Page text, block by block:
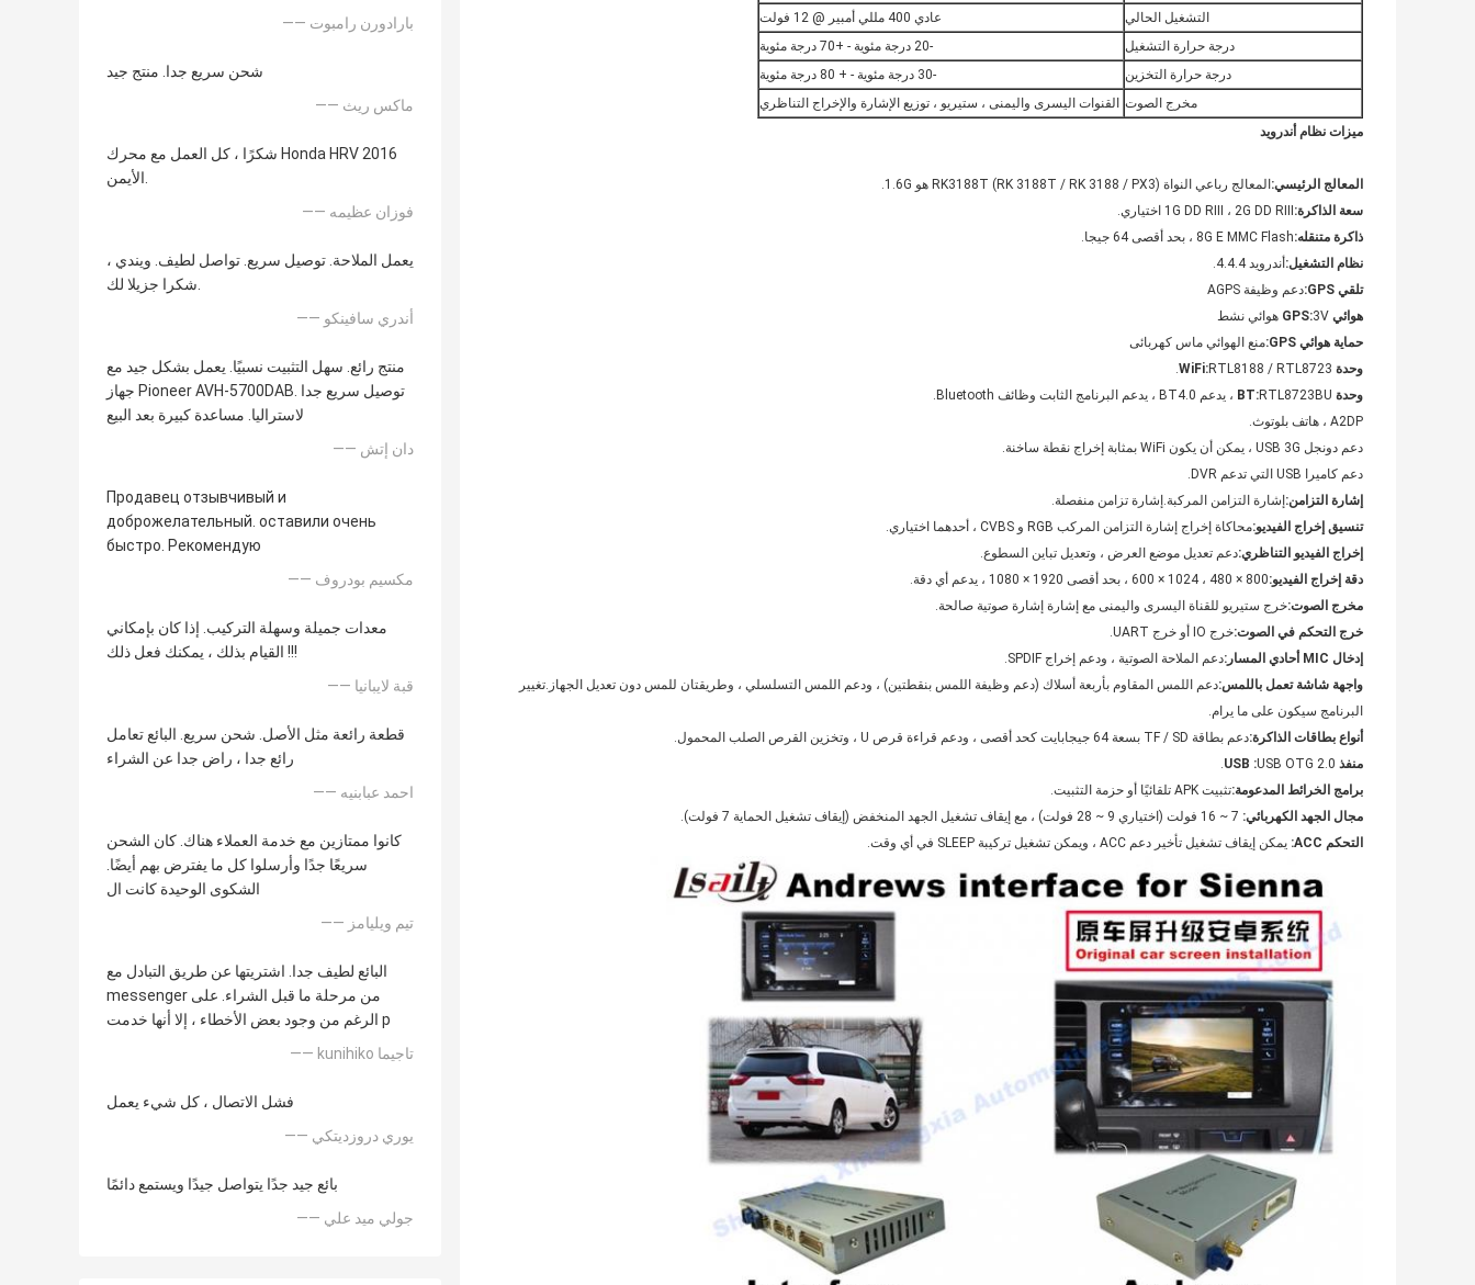
—— بارادورن رامبوت
شحن سريع جدا. منتج جيد
—— ماكس ريث
شكرًا ، كل العمل مع محرك Honda HRV 2016
الأيمن.
—— فوزان عظيمه
يعمل الملاحة. توصيل سريع. تواصل لطيف. ويندي ،
شكرا جزيلا لك.
—— أندري سافينكو
منتج رائع. سهل التثبيت نسبيًا. يعمل بشكل جيد مع
جهاز Pioneer AVH-5700DAB. توصيل سريع جدا
لاستراليا. مساعدة كبيرة بعد البيع
—— دان إتش
Продавец отзывчивый и
доброжелательный. оставили очень
быстро. Рекомендую
—— مكسيم بودروف
معدات جميلة وسهلة التركيب. إذا كان بإمكاني
القيام بذلك ، يمكنك فعل ذلك !!!
—— قبة لايبانيا
قطعة رائعة مثل الأصل. شحن سريع. البائع تعامل
رائع جدا ، راض جدا عن الشراء
—— احمد عبابنيه
كانوا ممتازين مع خدمة العملاء هناك. كان الشحن
سريعًا جدًا وأرسلوا كل ما يفترض بهم أيضًا.
الشكوى الوحيدة كانت ال
—— تيم ويليامز
البائع لطيف جدا. اشتريتها عن طريق التبادل مع
messenger من مرحلة ما قبل الشراء. على
الرغم من وجود بعض الأخطاء ، إلا أنها خدمت p
—— kunihiko تاجيما
فشل الاتصال ، كل شيء يعمل
—— يوري دروزديتكي
بائع جيد جدًا يتواصل جيدًا ويستمع دائمًا
—— جولي ميد علي
التشغيل الحالي
عادي 400 مللي أمبير @ 12 فولت
درجة حرارة التشغيل
-20 درجة مئوية - +70 درجة مئوية
درجة حرارة التخزين
-30 درجة مئوية - + 80 درجة مئوية
مخرج الصوت
القنوات اليسرى واليمنى ، ستيريو ، توزيع الإشارة والإخراج التناظري
ميزات نظام أندرويد
المعالج الرئيسي: المعالج رباعي النواة RK3188T (RK 3188T / RK 3188 / PX3) هو 1.6G.
سعة الذاكرة: 1G DD RIII ، 2G DD RIII اختياري.
ذاكرة متنقله:8G E MMC Flash ، بحد أقصى 64 جيجا.
نظام التشغيل: أندرويد 4.4.4.
تلقي GPS:
دعم وظيفة AGPS
هوائي GPS: 3V هوائي نشط
حماية هوائي GPS:
منع الهوائي ماس كهربائى
وحدة WiFi: RTL8188 / RTL8723.
وحدة BT: RTL8723BU ، يدعم BT4.0 ، يدعم البرنامج الثابت وظائف Bluetooth.
A2DP ، هاتف بلوتوث.
دعم دونجل USB 3G ، يمكن أن يكون WiFi بمثابة إخراج نقطة ساخنة.
دعم كاميرا USB التي تدعم DVR.
إشارة التزامن: إشارة التزامن المركبة.إشارة تزامن منفصلة.
تنسيق إخراج الفيديو:محاكاة إخراج إشارة التزامن المركب RGB و CVBS ، أحدهما اختياري.
إخراج الفيديو التناظري:دعم تعديل موضع العرض ، وتعديل تباين السطوع.
دقة إخراج الفيديو:800 × 480 ، 1024 × 600 ، بحد أقصى 1920 × 1080 ، يدعم أي دقة.
مخرج الصوت:خرج ستيريو للقناة اليسرى واليمنى مع إشارة إشارة صوتية صالحة.
خرج التحكم في الصوت:خرج IO أو خرج UART.
إدخال MIC أحادي المسار:
دعم الملاحة الصوتية ، ودعم إخراج SPDIF.
واجهة شاشة تعمل باللمس:دعم اللمس المقاوم بأربعة أسلاك (دعم وظيفة اللمس بنقطتين) ، ودعم اللمس التسلسلي ، وطريقتان للمس دون تعديل الجهاز.تغيير
البرنامج سيكون على ما يرام.
أنواع بطاقات الذاكرة:دعم بطاقة TF / SD بسعة 64 جيجابايت كحد أقصى ، ودعم قراءة قرص U ، وتخزين القرص الصلب المحمول.
منفذ USB : USB OTG 2.0.
برامج الخرائط المدعومة:تثبيت APK تلقائيًا أو حزمة التثبيت.
مجال الجهد الكهربائي:
التحكم ACC:
يمكن إيقاف تشغيل تأخير دعم ACC ، ويمكن تشغيل تركيبة SLEEP في أي وقت.